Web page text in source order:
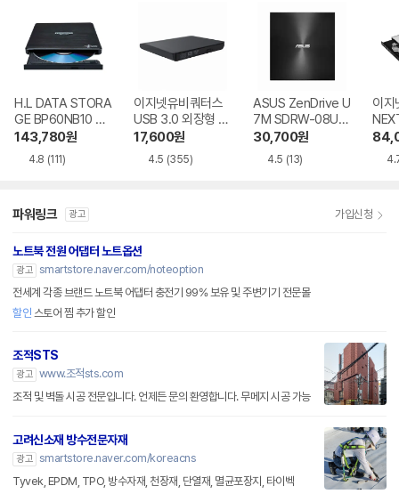
H.L DATA STORA
GE BP60NB10 블
루레이 외장ODD
143,780원
4.8 (111)
이지넷유비쿼터스
USB 3.0 외장형 D
VD-RW NEXT-20
0DVD-RW
17,600원
4.5 (355)
ASUS ZenDrive U
7M SDRW-08U7
M-U-B
30,700원
4.5 (13)
이지
BR
파워링크 광고 가입신청
노트북 전원 어댑터 노트옵션
광고 smartstore.naver.com/noteoption
전세계 각종 브랜드 노트북 어댑터 충전기 99% 보유 및 주변기기 전문몰
할인 스토어 찜 추가 할인
조적STS
광고 www.조적sts.com
조적 및 벽돌 시공 전문입니다. 언제든 문의 환영합니다. 무메지 시공 가능
고려신소재 방수전문자재
광고 smartstore.naver.com/koreacns
Tyvek, EPDM, TPO, 방수자재, 천장재, 단열재, 멸균포장지, 타이벡